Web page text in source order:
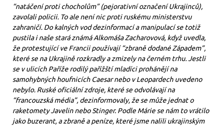
“natáčení proti chocholům” (pejorativní označení Ukrajinců),
zavolali policii. To ale není nic proti ruskému ministerstvu
zahraničí. Do kalných vod dezinformací a manipulací se totiž
pustila i naše stará známá Alkomáša Zacharovová, když uvedla,
že protestující ve Francii používají “zbraně dodané Západem”,
které se na Ukrajině rozkradly a zmizely na černém trhu. Jestli
se v ulicích Paříže rodilý pařížští mladíci prohánějí na
samohybných houfnicích Caesar nebo v Leopardech uvedeno
nebylo. Ruské oficiální zdroje, které se odvolávají na
“francouzská média”, dezinformovaly, že se může jednat o
raketomety Javelin nebo Stinger. Podle Márie se nám to vrátilo
jako buzerant, a zbraně a peníze, které jsme nalili ukrajinským